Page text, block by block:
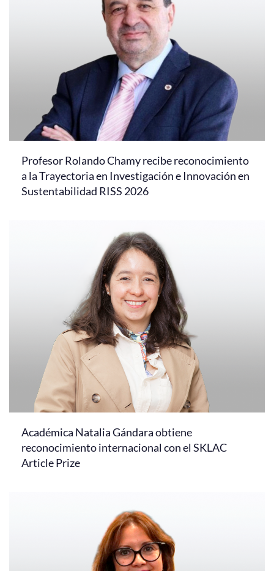
Profesor Rolando Chamy recibe reconocimiento
a la Trayectoria en Investigación e Innovación en
Sustentabilidad RISS 2026
Académica Natalia Gándara obtiene
reconocimiento internacional con el SKLAC
Article Prize